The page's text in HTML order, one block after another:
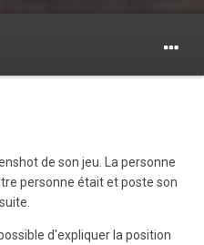
de son jeu. La personne
personne était et poste son
d'expliquer la position